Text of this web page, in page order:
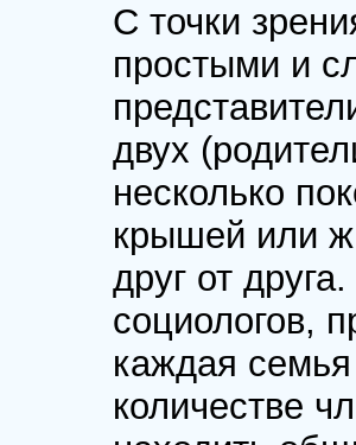
С точки
простыми и
двух
несколько
крышей или
друг от
социологов,
каждая
количестве